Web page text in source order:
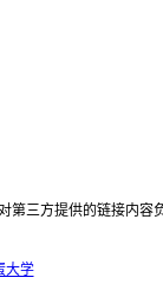
第三方提供的链接内容
大学